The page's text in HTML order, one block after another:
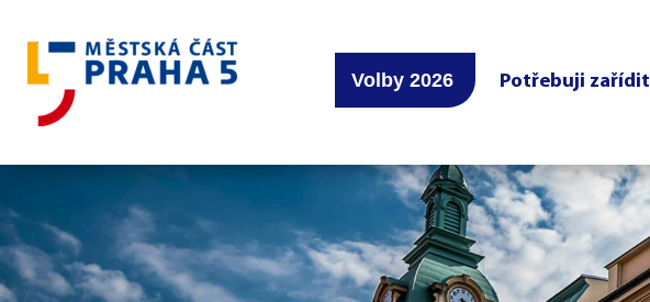
Volby 2026 Potřebuji zařídit